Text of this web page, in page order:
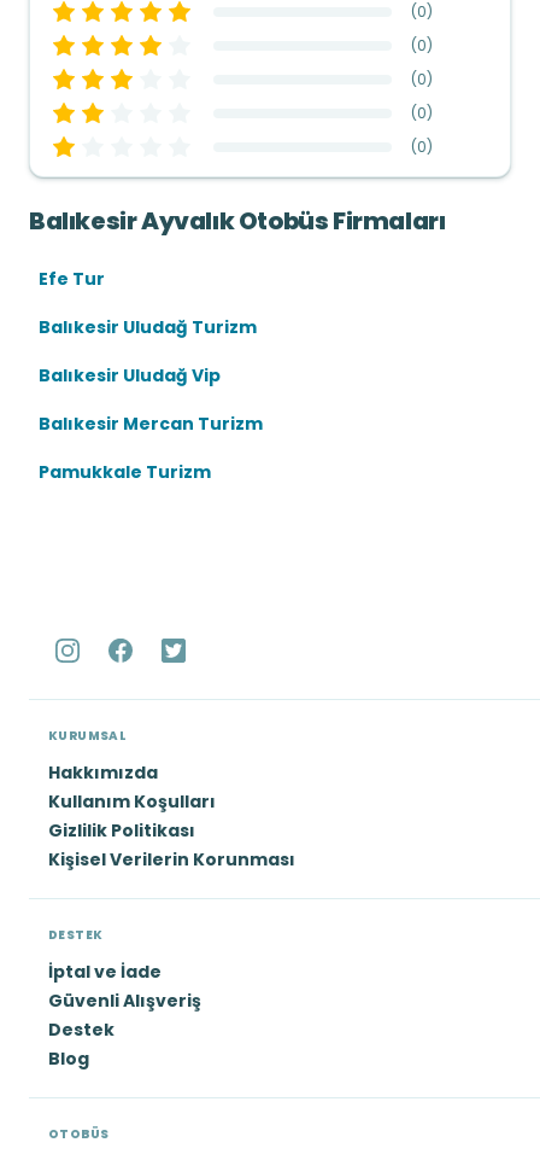
(0)
(0)
(0)
(0)
(0)
Balıkesir Ayvalık Otobüs Firmaları
Efe Tur
Balıkesir Uludağ Turizm
Balıkesir Uludağ Vip
Balıkesir Mercan Turizm
Pamukkale Turizm
KURUMSAL
Hakkımızda
Kullanım Koşulları
Gizlilik Politikası
Kişisel Verilerin Korunması
DESTEK
İptal ve İade
Güvenli Alışveriş
Destek
Blog
OTOBÜS